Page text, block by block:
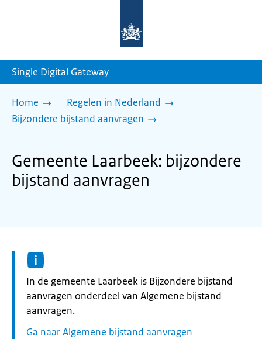
homepage
Single Digital Gateway
Home
Regelen in Nederland
Bijzondere bijstand aanvragen
Gemeente Laarbeek: bijzondere
bijstand aanvragen
Informatie:
In de gemeente Laarbeek is Bijzondere bijstand
aanvragen onderdeel van Algemene bijstand
aanvragen.
Ga naar Algemene bijstand aanvragen